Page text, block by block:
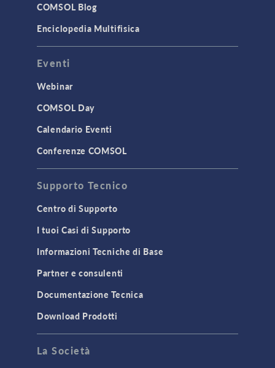
COMSOL Blog
Enciclopedia Multifisica
Eventi
Webinar
COMSOL Day
Calendario Eventi
Conferenze COMSOL
Supporto Tecnico
Centro di Supporto
I tuoi Casi di Supporto
Informazioni Tecniche di Base
Partner e consulenti
Documentazione Tecnica
Download Prodotti
La Società